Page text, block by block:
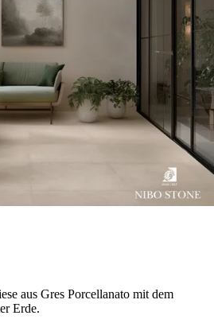
aus Gres Porcellanato mit dem
Erde.